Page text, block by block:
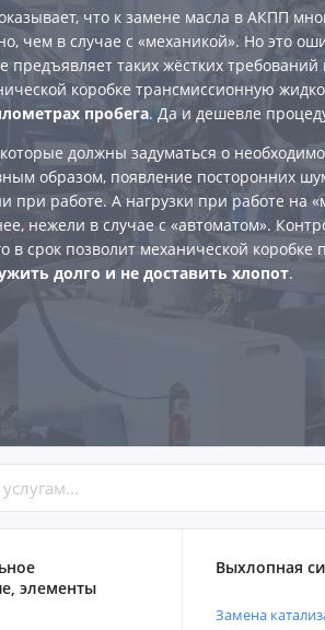
что к замене масла в АКПП
чем в случае с «механикой». Но это
таких жёстких требований
коробке трансмиссионную
пробега. Да и дешевле
должны задуматься о
образом, появление посторонних
при работе. А нагрузки при работе на
нежели в случае с «автоматом».
в срок позволит механической
долго и не доставить хлопот.
элементы
Выхлопная
Замена